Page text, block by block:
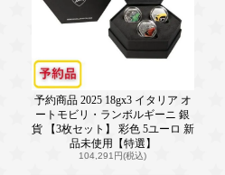
予約商品 2025 18gx3 イタリア オ
ートモビリ・ランボルギーニ 銀
貨 【3枚セット】 彩色 5ユーロ 新
品未使用【特選】
104,291円(税込)